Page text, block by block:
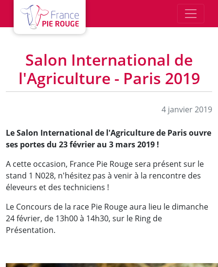
Aller au contenu principal
Salon International de
l'Agriculture - Paris 2019
4 janvier 2019
Le Salon International de l'Agriculture de Paris ouvre
ses portes du 23 février au 3 mars 2019 !
A cette occasion, France Pie Rouge sera présent sur le
stand 1 N028, n'hésitez pas à venir à la rencontre des
éleveurs et des techniciens !
Le Concours de la race Pie Rouge aura lieu le dimanche
24 février, de 13h00 à 14h30, sur le Ring de
Présentation.